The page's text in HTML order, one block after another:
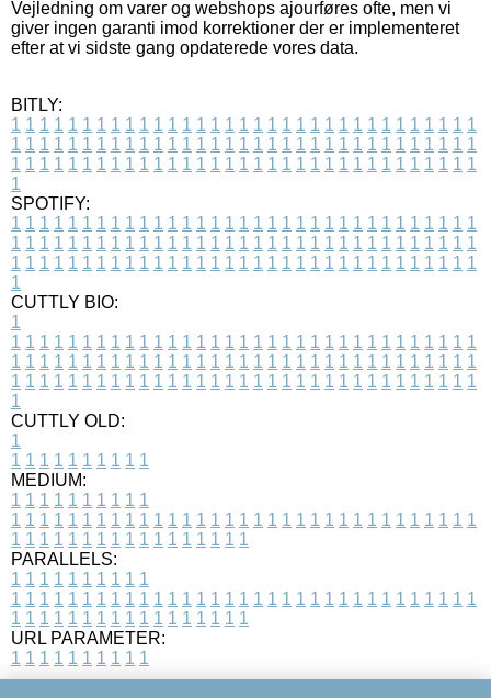
Vejledning om varer og webshops ajourføres ofte, men vi
giver ingen garanti imod korrektioner der er implementeret
efter at vi sidste gang opdaterede vores data.
BITLY:
1 1 1 1 1 1 1 1 1 1 1 1 1 1 1 1 1 1 1 1 1 1 1 1 1 1 1 1 1 1 1 1 1
1 1 1 1 1 1 1 1 1 1 1 1 1 1 1 1 1 1 1 1 1 1 1 1 1 1 1 1 1 1 1 1 1
1 1 1 1 1 1 1 1 1 1 1 1 1 1 1 1 1 1 1 1 1 1 1 1 1 1 1 1 1 1 1 1 1
1
SPOTIFY:
1 1 1 1 1 1 1 1 1 1 1 1 1 1 1 1 1 1 1 1 1 1 1 1 1 1 1 1 1 1 1 1 1
1 1 1 1 1 1 1 1 1 1 1 1 1 1 1 1 1 1 1 1 1 1 1 1 1 1 1 1 1 1 1 1 1
1 1 1 1 1 1 1 1 1 1 1 1 1 1 1 1 1 1 1 1 1 1 1 1 1 1 1 1 1 1 1 1 1
1
CUTTLY BIO:
1
1 1 1 1 1 1 1 1 1 1 1 1 1 1 1 1 1 1 1 1 1 1 1 1 1 1 1 1 1 1 1 1 1
1 1 1 1 1 1 1 1 1 1 1 1 1 1 1 1 1 1 1 1 1 1 1 1 1 1 1 1 1 1 1 1 1
1 1 1 1 1 1 1 1 1 1 1 1 1 1 1 1 1 1 1 1 1 1 1 1 1 1 1 1 1 1 1 1 1
1
CUTTLY OLD:
1
1 1 1 1 1 1 1 1 1 1
MEDIUM:
1 1 1 1 1 1 1 1 1 1
1 1 1 1 1 1 1 1 1 1 1 1 1 1 1 1 1 1 1 1 1 1 1 1 1 1 1 1 1 1 1 1 1
1 1 1 1 1 1 1 1 1 1 1 1 1 1 1 1 1
PARALLELS:
1 1 1 1 1 1 1 1 1 1
1 1 1 1 1 1 1 1 1 1 1 1 1 1 1 1 1 1 1 1 1 1 1 1 1 1 1 1 1 1 1 1 1
1 1 1 1 1 1 1 1 1 1 1 1 1 1 1 1 1
URL PARAMETER:
1 1 1 1 1 1 1 1 1 1